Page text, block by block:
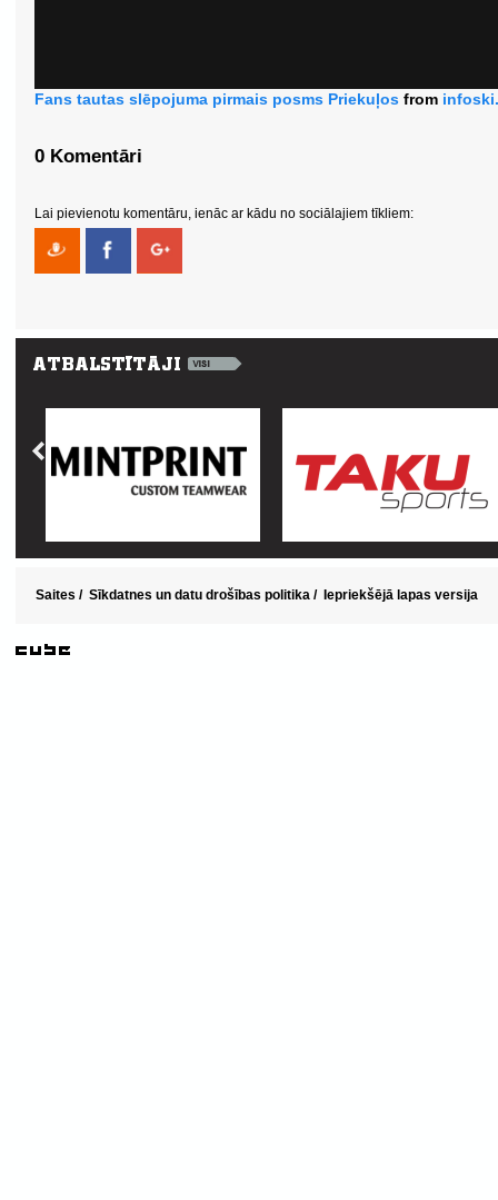
Fans tautas slēpojuma pirmais posms Priekuļos from
0 Komentāri
Lai pievienotu komentāru, ienāc ar kādu no sociālajiem tīkliem:
Saites / Sīkdatnes un datu drošības politika / Iepriekšējā lapas versija